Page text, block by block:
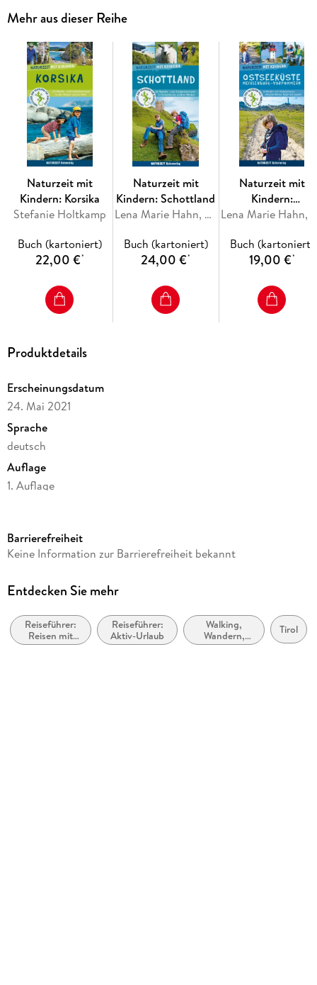
Outdoorabenteuer von der Waldexpedition auf den Spuren
von Moos- und Wassergeistern, über eine gemütliche
Radtour im Inntal bis zur Bergtour auf schmalen Steigen im
Hochgebirge oder in einer wilden Klamm. - Kinder-Infos zu
Natur und Umwelt- Badeplätze an Seen und am Fluss,
Bergspielplätze, familienfreundliche Ausflugsziele, Museen
und Parks- Campingführer und andere Übernachtungstipps
Mehr aus dieser Reihe
Naturzeit mit
Kindern: Korsika
Stefanie Holtkamp
Buch (kartoniert)
22,00 €*
Naturzeit mit
Kindern: Schottland
Lena Marie Hahn, Stefanie Holtkamp
Buch (kartoniert)
24,00 €*
Naturzeit mit
Kindern:
Ostseeküste
Vorpommern
Buch (kartoniert)
19,00 €*
Produktdetails
Erscheinungsdatum
24. Mai 2021
Sprache
deutsch
Auflage
1. Auflage
Reihe
Autor/Autorin
Verlag/Hersteller
Naturzeit Reiseverlag
Barrierefreiheit
Keine Information zur Barrierefreiheit bekannt
Entdecken Sie mehr
Reiseführer:
Reisen mit
Kindern,
Reiseführer:
Aktiv-Urlaub
Walking,
Wandern,
Trekking
Tirol